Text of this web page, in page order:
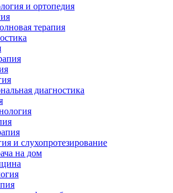
и ортопедия
терапия
диагностика
и слухопротезирование
на дом